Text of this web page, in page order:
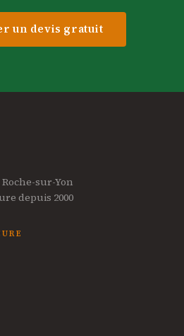
du processus, du choix du
la pose finale.
un devis gratuit
sur-Yon
depuis 2000